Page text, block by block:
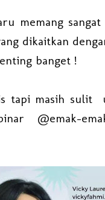
memang
dikaitkan
banget !
tapi masih sulit
@emak-